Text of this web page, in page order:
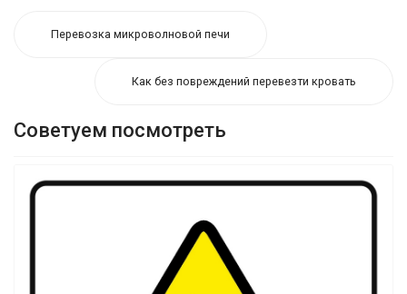
Перевозка микроволновой печи
Как без повреждений перевезти кровать
Советуем посмотреть